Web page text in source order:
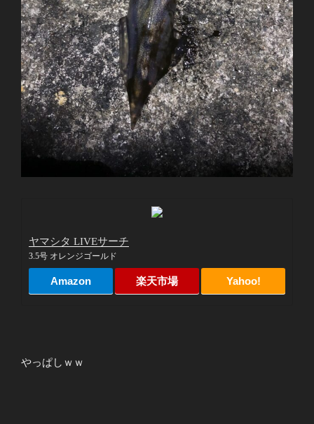
ヤマシタ LIVEサーチ
3.5号 オレンジゴールド
Amazon 楽天市場 Yahoo!
やっぱしｗｗ